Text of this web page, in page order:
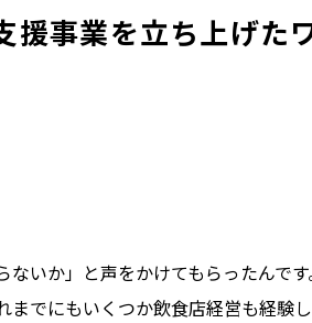
援事業を立ち上げた
いか」と声をかけてもらったんで
までにもいくつか飲食店経営も経験